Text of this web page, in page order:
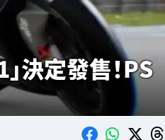
決定發售！PS